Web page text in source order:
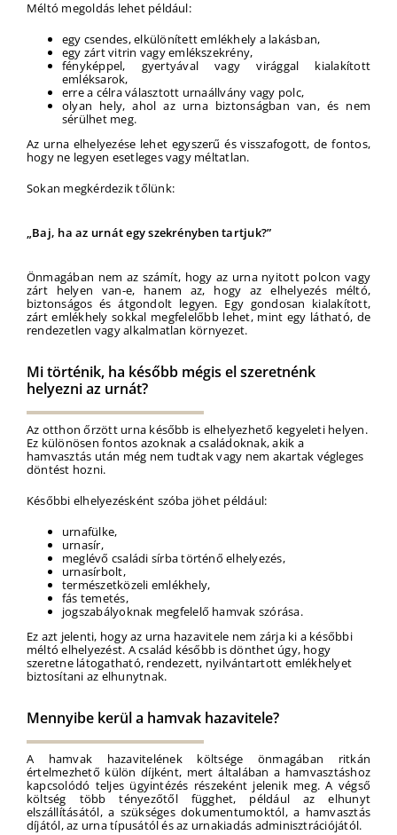
Méltó megoldás lehet például:
egy csendes, elkülönített emlékhely a lakásban,
egy zárt vitrin vagy emlékszekrény,
fényképpel, gyertyával vagy virággal kialakított
emléksarok,
erre a célra választott urnaállvány vagy polc,
olyan hely, ahol az urna biztonságban van, és nem
sérülhet meg.
Az urna elhelyezése lehet egyszerű és visszafogott, de fontos,
hogy ne legyen esetleges vagy méltatlan.
Sokan megkérdezik tőlünk:
„Baj, ha az urnát egy szekrényben tartjuk?”
Önmagában nem az számít, hogy az urna nyitott polcon vagy
zárt helyen van-e, hanem az, hogy az elhelyezés méltó,
biztonságos és átgondolt legyen. Egy gondosan kialakított,
zárt emlékhely sokkal megfelelőbb lehet, mint egy látható, de
rendezetlen vagy alkalmatlan környezet.
Mi történik, ha később mégis el szeretnénk
helyezni az urnát?
Az otthon őrzött urna később is elhelyezhető kegyeleti helyen.
Ez különösen fontos azoknak a családoknak, akik a
hamvasztás után még nem tudtak vagy nem akartak végleges
döntést hozni.
Későbbi elhelyezésként szóba jöhet például:
urnafülke,
urnasír,
meglévő családi sírba történő elhelyezés,
urnasírbolt,
természetközeli emlékhely,
fás temetés,
jogszabályoknak megfelelő hamvak szórása.
Ez azt jelenti, hogy az urna hazavitele nem zárja ki a későbbi
méltó elhelyezést. A család később is dönthet úgy, hogy
szeretne látogatható, rendezett, nyilvántartott emlékhelyet
biztosítani az elhunytnak.
Mennyibe kerül a hamvak hazavitele?
A hamvak hazavitelének költsége önmagában ritkán
értelmezhető külön díjként, mert általában a hamvasztáshoz
kapcsolódó teljes ügyintézés részeként jelenik meg. A végső
költség több tényezőtől függhet, például az elhunyt
elszállításától, a szükséges dokumentumoktól, a hamvasztás
díjától, az urna típusától és az urnakiadás adminisztrációjától.